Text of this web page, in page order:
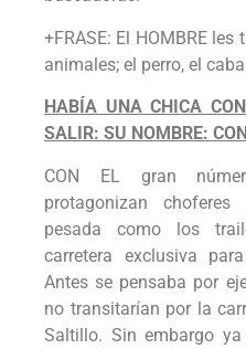
+FRASE: El HOMBRE
animales; el perro, el
HABÍA UNA CHICA
SALIR: SU NOMBRE:
CON EL gran
protagonizan
pesada como los
carretera exclusiva
Antes se pensaba por
no transitarían por la
Saltillo. Sin embargo